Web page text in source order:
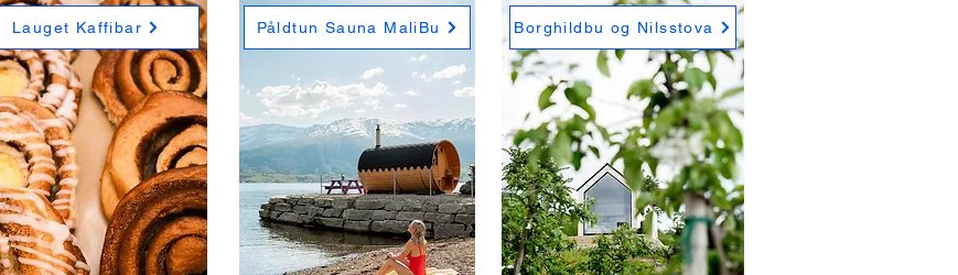
Lauget Kaffibar Påldtun Sauna MaliBu Borghildbu og Nilsstova